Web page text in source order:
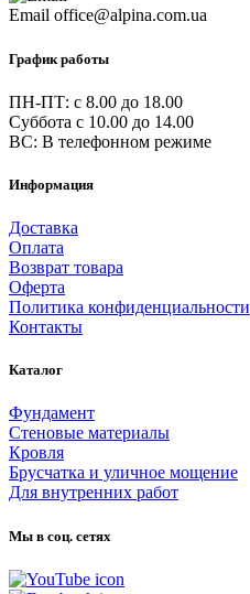
Email office@alpina.com.ua
График работы
ПН-ПТ: c 8.00 до 18.00
Суббота с 10.00 до 14.00
ВС: В телефонном режиме
Информация
Доставка
Оплата
Возврат товара
Оферта
Политика конфиденциальности
Контакты
Каталог
Фундамент
Стеновые материалы
Кровля
Брусчатка и уличное мощение
Для внутренних работ
Мы в соц. сетях